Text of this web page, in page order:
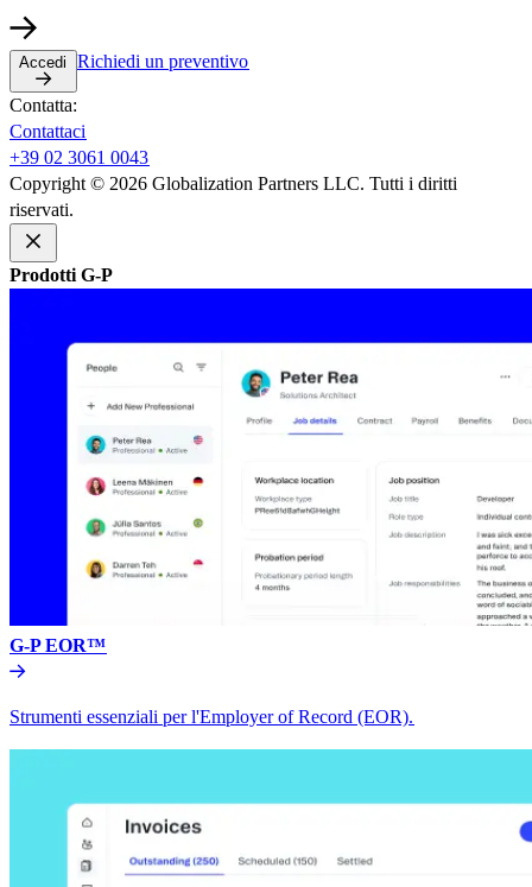
Accedi​​ Richiedi un preventivo​​
Contatta:​​
Contattaci​​
+39 02 3061 0043​​
Copyright © 2026 Globalization Partners LLC. Tutti i diritti
riservati.​​
Prodotti G-P​​
G-P EOR™​​
Strumenti essenziali per l'Employer of Record (EOR).​​